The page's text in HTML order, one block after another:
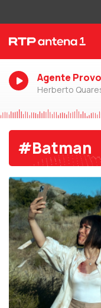
Agente
Herberto
#Batman